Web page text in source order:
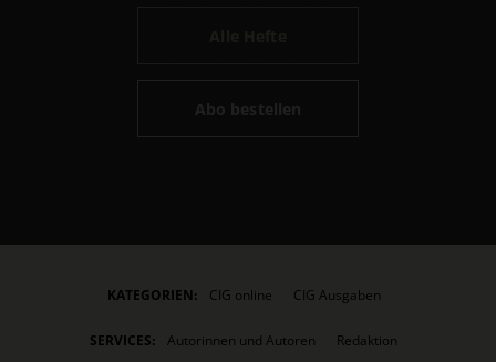
Abo bestellen
KATEGORIEN: CIG online CIG Ausgaben
SERVICES: Autorinnen und Autoren
Redaktion